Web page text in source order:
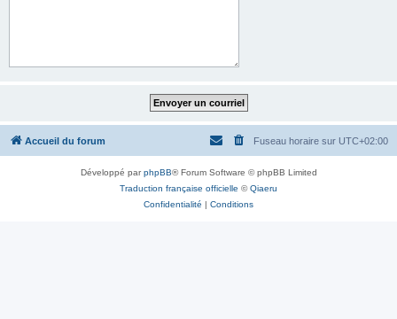
Accueil du forum Fuseau horaire sur UTC+02:00
Développé parphpBB® Forum Software © phpBB Limited
Traduction française officielle ©Qiaeru
Confidentialité | Conditions